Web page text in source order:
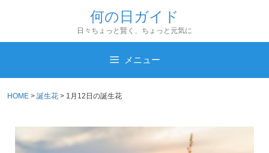
テ
何の日ガイド
日々ちょっと賢く、ちょっと元気に
メニュー
HOME > 誕生花 > 1月12日の誕生花